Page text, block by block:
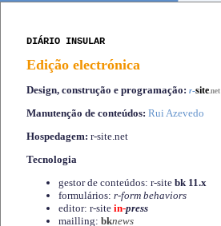
DIÁRIO INSULAR
Edição electrónica
Design, construção e programação: r-site.net
Manutenção de conteúdos: Rui Azevedo
Hospedagem: r-site.net
Tecnologia
gestor de conteúdos: r-site bk 11.x
formulários: r-form behaviors
editor: r-site in-press
mailling: bknews